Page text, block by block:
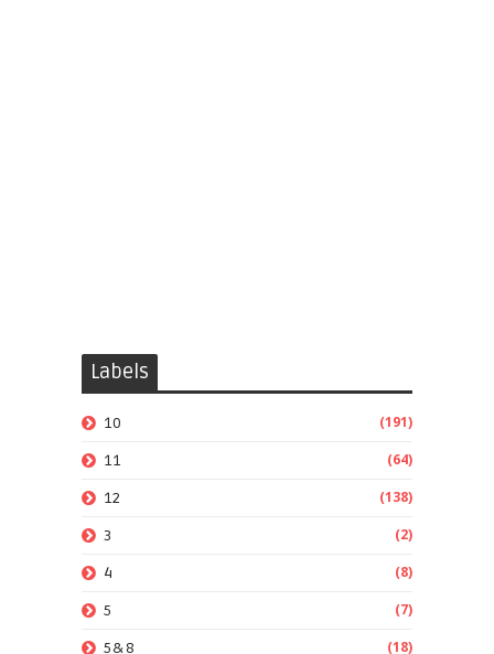
Labels
10 (191)
11 (64)
12 (138)
3 (2)
4 (8)
5 (7)
5&8 (18)